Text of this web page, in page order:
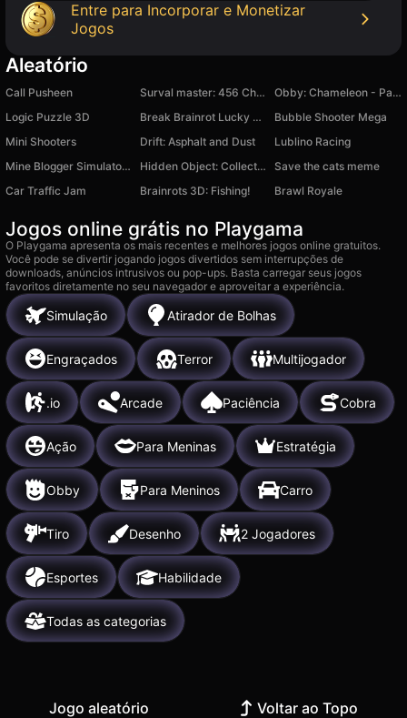
Entre para Incorporar e Monetizar
Jogos
Aleatório
Call Pusheen Surval master: 456 Challenge
Obby: Chameleon - Paint & Hide
Logic Puzzle 3D
Break Brainrot Lucky Blocks! Obby Tycoon 3D
Bubble Shooter Mega
Mini Shooters
Drift: Asphalt and Dust
Lublino Racing
Mine Blogger Simulator 3D
Hidden Object: Collection 2
Save the cats meme
Car Traffic Jam
Brainrots 3D: Fishing! Brawl Royale
Jogos online grátis no Playgama
O Playgama apresenta os mais recentes e melhores jogos online gratuitos.
Você pode se divertir jogando jogos divertidos sem interrupções de
downloads, anúncios intrusivos ou pop-ups. Basta carregar seus jogos
favoritos diretamente no seu navegador e aproveitar a experiência.
Simulação Atirador de Bolhas
Engraçados Terror Multijogador
.io Arcade Paciência Cobra
Ação Para Meninas Estratégia
Obby Para Meninos Carro
Tiro Desenho 2 Jogadores
Esportes Habilidade
Todas as categorias
Jogo aleatório Voltar ao Topo